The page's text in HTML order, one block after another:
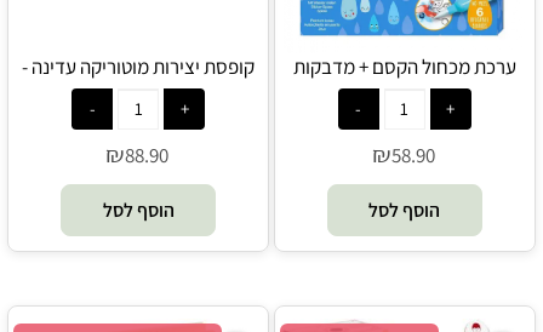
ערכת מכחול הקסם + מדבקות
ומשחקי חשיבה - לנסוע ולעוף -
Avenir
₪58.90
הוסף לסל
קופסת יצירות מוטוריקה עדינה -
הבית של גברת ארנבת - Avenir
₪88.90
הוסף לסל